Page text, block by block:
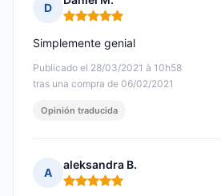
D
Nota: 5 de 5
Publicado el 28/03/2021 à 10h58
tras una compra de 06/02/2021
Simplemente genial
Opinión traducida
A
aleksandra B.
Nota: 5 de 5